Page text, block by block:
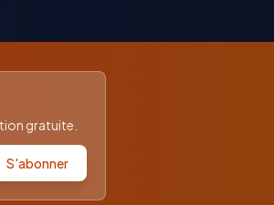
gratuite.
S'abonner